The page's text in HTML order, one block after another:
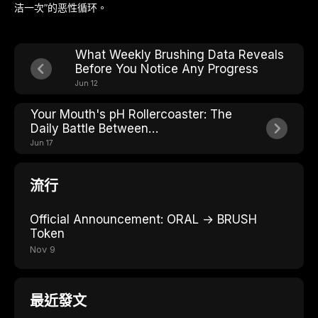
洁一次”的恶性循环。
What Weekly Brushing Data Reveals
Before You Notice Any Progress
Jun 12
Your Mouth's pH Rollercoaster: The
Daily Battle Between
Demineralization and
Jun 17
流行
Official Announcement: ORAL → BRUSH
Token
Nov 9
最近發文